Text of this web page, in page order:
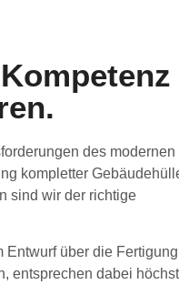
des modernen
kompletter
sind wir der richtige
über die
entsprechen dabei